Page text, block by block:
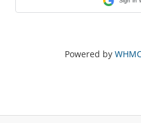
Powered by